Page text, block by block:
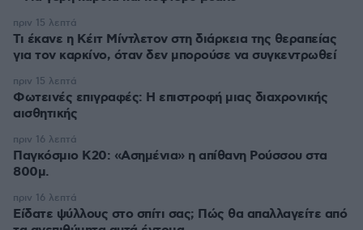
Τι έκανε η Κέιτ Μίντλετον στη διάρκεια της θεραπείας
για τον καρκίνο, όταν δεν μπορούσε να συγκεντρωθεί
πριν 15 λεπτά
Φωτεινές επιγραφές: Η επιστροφή μιας διαχρονικής
αισθητικής
πριν 15 λεπτά
Παγκόσμιο Κ20: «Ασημένια» η απίθανη Ρούσσου στα
800μ.
πριν 16 λεπτά
Είδατε ψύλλους στο σπίτι σας; Πώς θα απαλλαγείτε από
πριν 16 λεπτά